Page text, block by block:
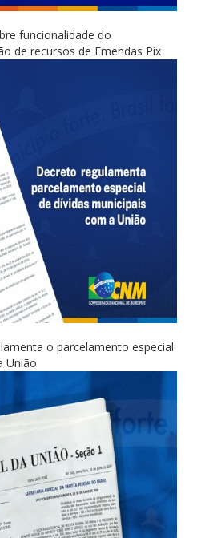
funcionalidade do
de recursos de Emendas Pix
o parcelamento especial
União